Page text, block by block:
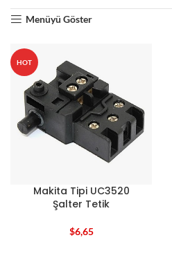
Menüyü Göster
HOT
Makita Tipi UC3520
Şalter Tetik
$6,65